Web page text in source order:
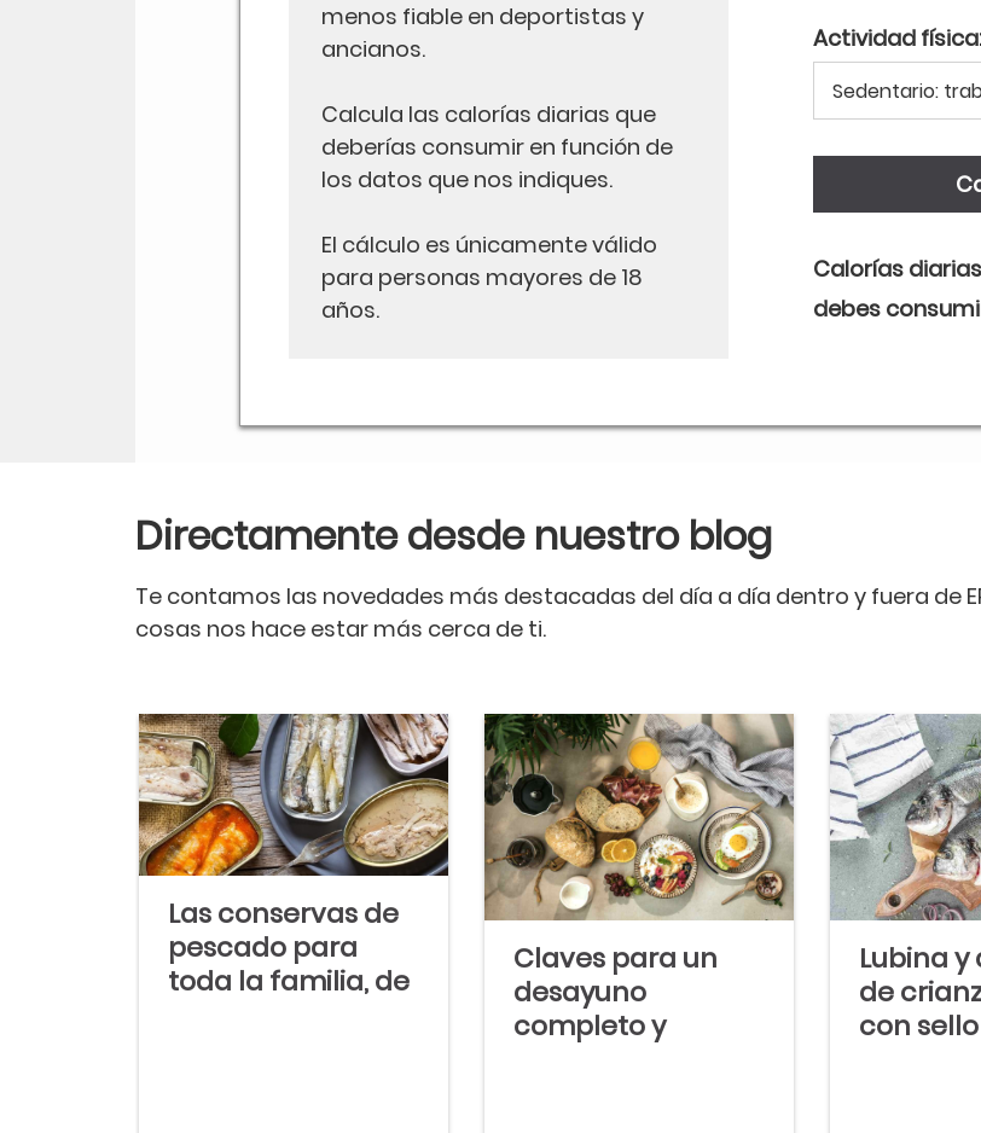
menos fiable en deportistas y
ancianos.
Calcula las calorías diarias que
deberías consumir en función de
los datos que nos indiques.
El cálculo es únicamente válido
para personas mayores de 18
años.
Actividad física:
Calorías
debes
Directamente desde nuestro blog
Te contamos las novedades más destacadas del día a día dentro y fuera de
cosas nos hace estar más cerca de ti.
Las conservas de
pescado para
toda la familia, de
Claves para un
desayuno
completo y
Lubina
de
con